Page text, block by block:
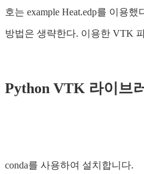
호는 example Heat.edp를 이용
방법은 생략한다. 이용한 VTK
Python VTK 라이브
conda를 사용하여 설치합니다.